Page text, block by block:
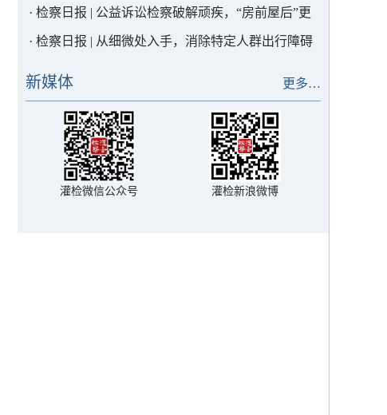
· 检察日报 | 公益诉讼检察破解顽疾，“房前屋后”更
宜居
· 检察日报 | 从细微处入手，消除特定人群出行障碍
更多…
新媒体
灌检微信公众号 灌检新浪微博